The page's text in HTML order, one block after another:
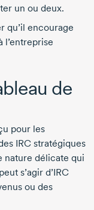
un ou deux.
qu’il encourage
de
pour les
IRC stratégiques
nature délicate qui
s’agir d’IRC
ou des